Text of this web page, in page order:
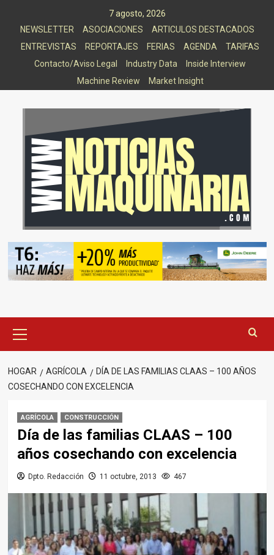
7 agosto, 2026
NEWSLETTER
ASOCIACIONES
ARTICULOS DESTACADOS
ENTREVISTAS
REPORTAJES FERIAS AGENDA
TARIFAS
Contacto/Aviso Legal
Industry Data
Inside Interview
Machine Review
Market Insight
principal
HOGAR AGRÍCOLA
DÍA DE LAS FAMILIAS CLAAS – 100 AÑOS
COSECHANDO CON EXCELENCIA
AGRÍCOLA CONSTRUCCIÓN
Día de las familias CLAAS – 100
años cosechando con excelencia
Dpto. Redacción 11 octubre, 2013 467